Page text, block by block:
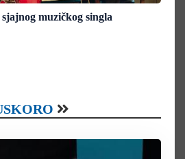
muzičkog singla